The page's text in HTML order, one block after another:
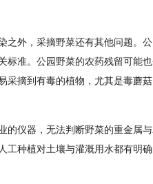
之外，采摘野菜还有其他问题。
标准。公园野菜的农药残留可能
采摘到有毒的植物，尤其是毒蘑
的仪器，无法判断野菜的重金属
工种植对土壤与灌溉用水都有明